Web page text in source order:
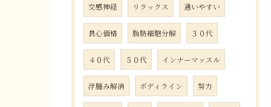
交感神経 リラックス 通いやすい
良心価格 脂肪細胞分解 ３０代
４０代 ５０代 インナーマッスル
浮腫み解消 ボディライン 努力